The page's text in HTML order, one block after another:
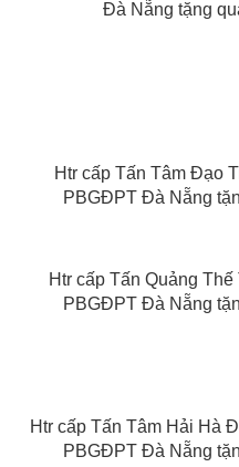
Đà Nẵng tặng
Htr cấp Tấn Tâm Đạo
PBGĐPT Đà Nẵng
Htr cấp Tấn Quảng
PBGĐPT Đà Nẵng
Htr cấp Tấn Tâm Hải Hà
PBGĐPT Đà Nẵng